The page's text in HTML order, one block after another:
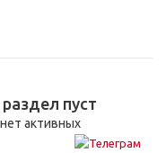
пуст
активных